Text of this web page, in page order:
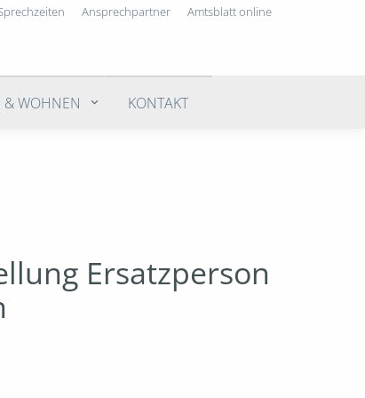
Ansprechpartner Amtsblatt online
& WOHNEN KONTAKT
Ersatzperson